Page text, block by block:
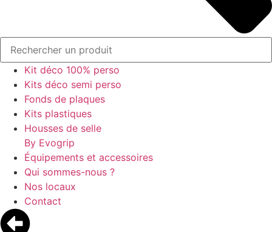
Kit déco 100% perso
Kits déco semi perso
Fonds de plaques
Kits plastiques
Housses de selle
By Evogrip
Équipements et accessoires
Qui sommes-nous ?
Nos locaux
Contact